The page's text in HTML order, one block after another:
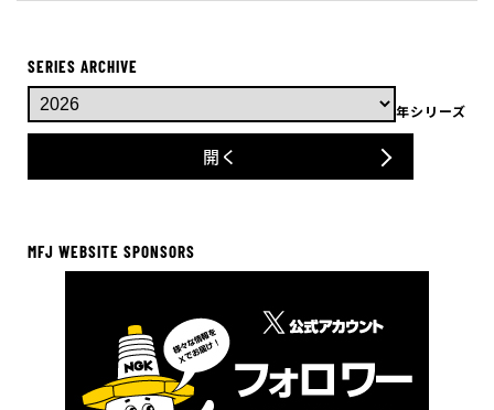
SERIES ARCHIVE
年シリーズ
開く
MFJ WEBSITE SPONSORS